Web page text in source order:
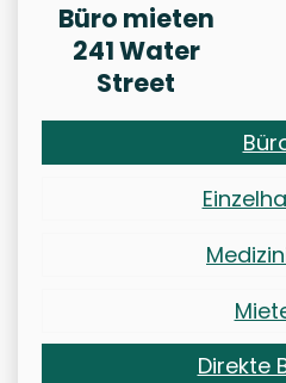
Büro mieten
241 Water
Street
Direkte